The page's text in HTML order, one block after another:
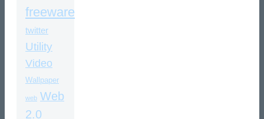
freeware
twitter
Utility
Video
Wallpaper
web Web
2.0